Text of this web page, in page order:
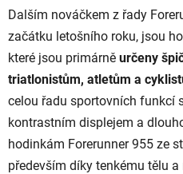
Dalším nováčkem z řady
začátku letošního roku, jsou
které jsou primárně určeny
triatlonistům, atletům a
celou řadu sportovních funkcí
kontrastním displejem a
hodinkám Forerunner 955 ze
především díky tenkému tělu